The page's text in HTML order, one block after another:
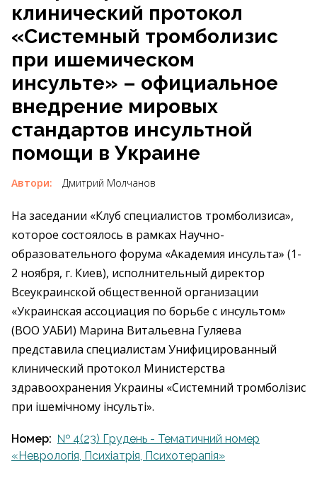
клинический протокол
«Системный тромболизис
при ишемическом
инсульте» – официальное
внедрение мировых
стандартов инсультной
помощи в Украине
Автори: Дмитрий Молчанов
На заседании «Клуб специалистов тромболизиса»,
которое состоялось в рамках Научно-
образовательного форума «Академия инсульта» (1-
2 ноября, г. Киев), исполнительный директор
Всеукраинской общественной организации
«Украинская ассоциация по борьбе с инсультом»
(ВОО УАБИ) Марина Витальевна Гуляева
представила специалистам Унифицированный
клинический протокол Министерства
здравоохранения Украины «Системний тромболізис
при ішемічному інсульті».
Номер: № 4(23) Грудень - Тематичний номер
«Неврологія, Психіатрія, Психотерапія»